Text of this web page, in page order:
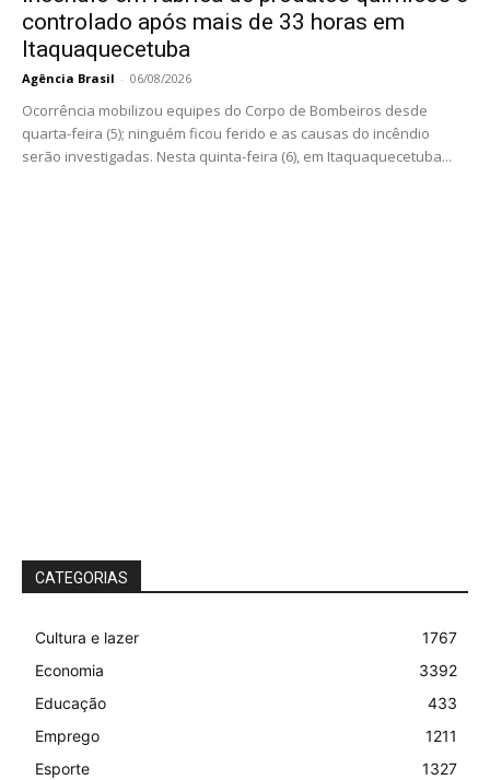
controlado após mais de 33 horas em
Itaquaquecetuba
Agência Brasil - 06/08/2026
Ocorrência mobilizou equipes do Corpo de Bombeiros desde
quarta-feira (5); ninguém ficou ferido e as causas do incêndio
serão investigadas. Nesta quinta-feira (6), em Itaquaquecetuba...
CATEGORIAS
Cultura e lazer
1767
Economia
3392
Educação
433
Emprego
1211
Esporte
1327